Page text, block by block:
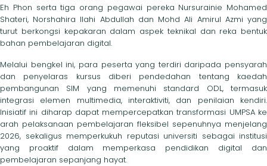
Eh Phon serta tiga orang pegawai pereka Nursurainie Mohamed
Shateri, Norshahira Ilahi Abdullah dan Mohd Ali Amirul Azmi yang
turut berkongsi kepakaran dalam aspek teknikal dan reka bentuk
bahan pembelajaran digital.
Melalui bengkel ini, para peserta yang terdiri daripada pensyarah
dan penyelaras kursus diberi pendedahan tentang kaedah
pembangunan SIM yang memenuhi standard ODL, termasuk
integrasi elemen multimedia, interaktiviti, dan penilaian kendiri.
Inisiatif ini diharap dapat mempercepatkan transformasi UMPSA ke
arah pelaksanaan pembelajaran fleksibel sepenuhnya menjelang
2026, sekaligus memperkukuh reputasi universiti sebagai institusi
yang proaktif dalam memperkasa pendidikan digital dan
pembelajaran sepanjang hayat.